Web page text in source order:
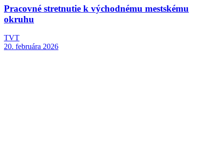
Pracovné stretnutie k východnému mestskému
okruhu
TVT
20. februára 2026